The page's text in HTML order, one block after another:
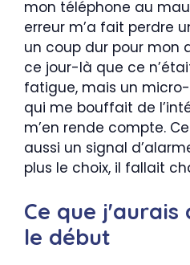
mon téléphone au
erreur m’a fait perdre
un coup dur pour mon
ce jour-là que ce
fatigue, mais un
qui me bouffait de
m’en rende compte.
aussi un signal
plus le choix, il fallait
Ce que j'aurais
le début